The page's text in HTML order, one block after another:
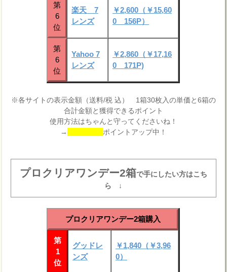
第
6
位
楽天 7
レンズ
￥2,600（￥15,60
0 156P）
第
6
位
Yahoo 7
レンズ
￥2,860（￥17,16
0 171P)
※各サイトの表示金額（送料/税 込） 1箱30枚入の単価と6箱の
合計金額と獲得できるポイント
使用方法はちゃんと守ってくださいね！
→
ポイントアップ中！
プロクリアワンデー2箱で手にしたい方はこち
ら ↓
プロクリアワンデー2箱購入
第
1
位
グッドレ
ンズ
￥1,840（￥3,96
0）